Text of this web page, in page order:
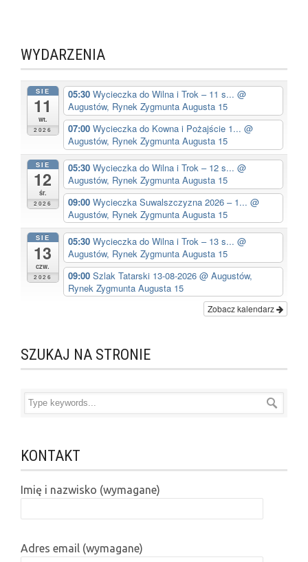
WYDARZENIA
SIE
11
wt.
2026
05:30 Wycieczka do Wilna i Trok – 11 s... @
Augustów, Rynek Zygmunta Augusta 15
07:00 Wycieczka do Kowna i Pożajście 1... @
Augustów, Rynek Zygmunta Augusta 15
SIE
12
śr.
2026
05:30 Wycieczka do Wilna i Trok – 12 s... @
Augustów, Rynek Zygmunta Augusta 15
09:00 Wycieczka Suwalszczyzna 2026 – 1... @
Augustów, Rynek Zygmunta Augusta 15
SIE
13
czw.
2026
05:30 Wycieczka do Wilna i Trok – 13 s... @
Augustów, Rynek Zygmunta Augusta 15
09:00 Szlak Tatarski 13-08-2026 @ Augustów,
Rynek Zygmunta Augusta 15
Zobacz kalendarz
SZUKAJ NA STRONIE
KONTAKT
Imię i nazwisko (wymagane)
Adres email (wymagane)